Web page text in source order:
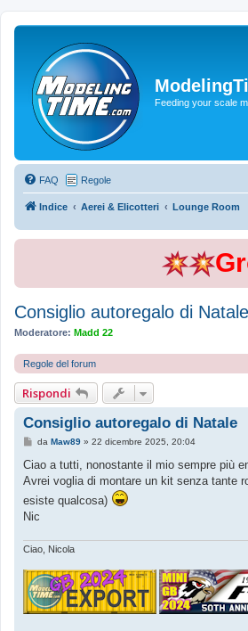
Feeding your scale
FAQ Regole
Indice Aerei & Elicotteri Lounge Room
Consiglio autoregalo di Natale
Moderatore: Madd 22
Regole del forum
Rispondi
Consiglio autoregalo di Natale
M
s
a
g
g
i
da Maw89» 22 dicembre 2025, 20:04
Ciao a tutti, nonostante il mio sempre più
Avrei voglia di montare un kit senza tante
esiste qualcosa)
Nic
Ciao, Nicola